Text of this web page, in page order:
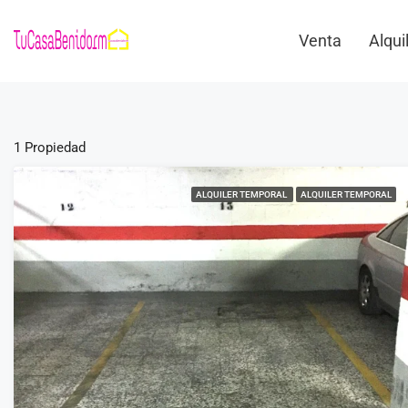
Venta
1 Propiedad
ALQUILER TEMPORAL ALQUILER TEMPORAL